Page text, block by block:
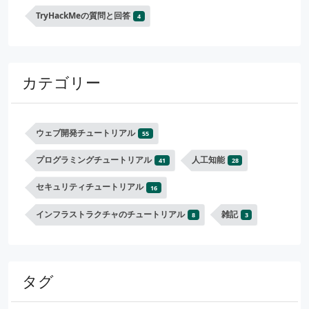
TryHackMeの質問と回答 4
カテゴリー
ウェブ開発チュートリアル 55
プログラミングチュートリアル 41 人工知能 28
セキュリティチュートリアル 16
インフラストラクチャのチュートリアル 8 雑記 3
タグ